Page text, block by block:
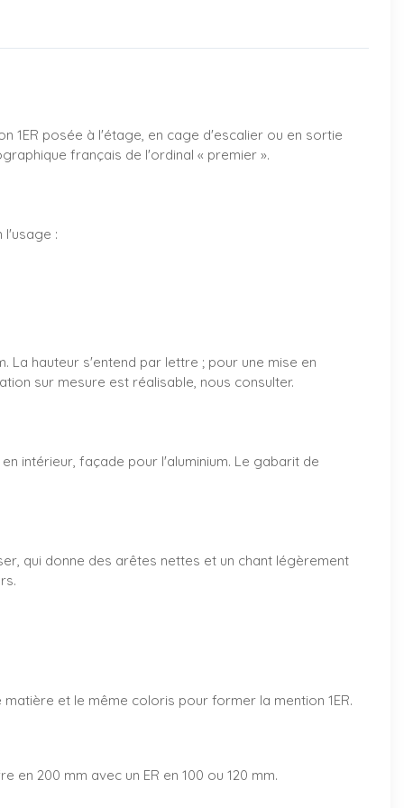
1ER posée à l'étage, en cage d'escalier ou en sortie
français de l'ordinal « premier ».
l'usage :
La hauteur s'entend par lettre ; pour une mise en
sur mesure est réalisable, nous consulter.
intérieur, façade pour l'aluminium. Le gabarit de
qui donne des arêtes nettes et un chant légèrement
et le même coloris pour former la mention 1ER.
200 mm avec un ER en 100 ou 120 mm.